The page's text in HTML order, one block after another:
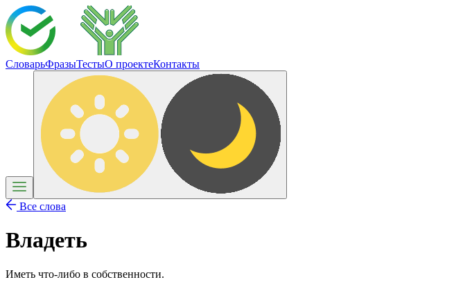
СловарьФразыТестыО проектеКонтакты
Все слова
Владеть
Иметь что-либо в собственности.